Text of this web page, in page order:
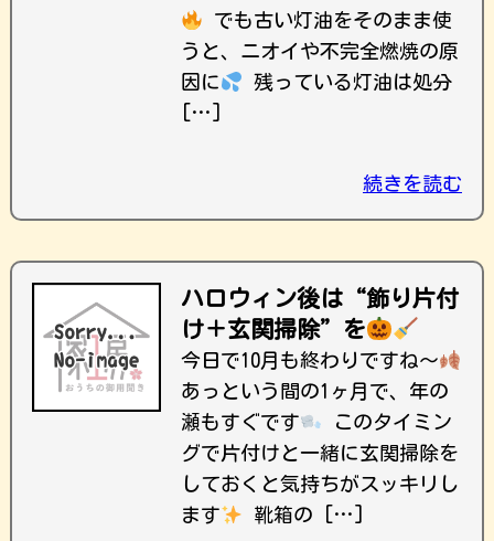
でも古い灯油をそのまま使
うと、ニオイや不完全燃焼の原
因に
残っている灯油は処分
[…]
続きを読む
ハロウィン後は“飾り片付
け＋玄関掃除”を
今日で10月も終わりですね〜
あっという間の1ヶ月で、年の
瀬もすぐです
このタイミン
グで片付けと一緒に玄関掃除を
しておくと気持ちがスッキリし
ます
靴箱の […]